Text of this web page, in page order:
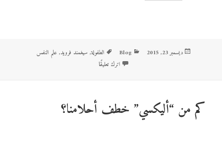
نُشرت
ديسمبر 23, 2015 التصنيفات
Blog الوسوم
الطفولة, سيغمند فرويد, علم النفس
اترك تعليقًا
كم من “أليكسي” خطف أحلامنا؟